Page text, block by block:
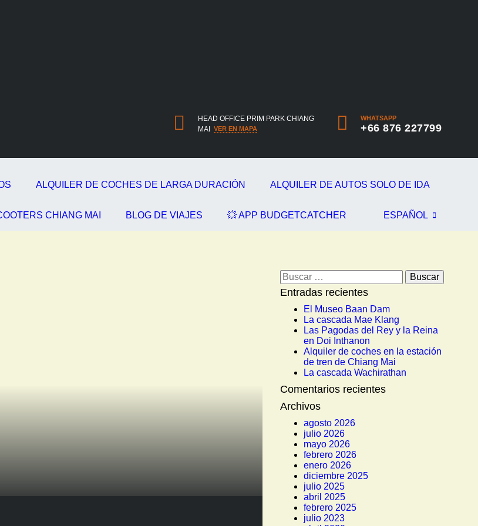
WHATSAPP
+66 876 227799
HEAD OFFICE PRIM PARK CHIANG
MAI
VER EN MAPA
ALQUILER DE COCHES DE LARGA DURACIÓN ALQUILER DE AUTOS SOLO DE IDA
CHIANG MAI BLOG DE VIAJES 💥 APP BUDGETCATCHER ESPAÑOL
Buscar:
Entradas recientes
El Museo Baan Dam
La cascada Mae Klang
Las Pagodas del Rey y la Reina
en Doi Inthanon
Alquiler de coches en la estación
de tren de Chiang Mai
La cascada Wachirathan
Comentarios recientes
Archivos
agosto 2026
julio 2026
mayo 2026
febrero 2026
enero 2026
diciembre 2025
julio 2025
abril 2025
febrero 2025
julio 2023